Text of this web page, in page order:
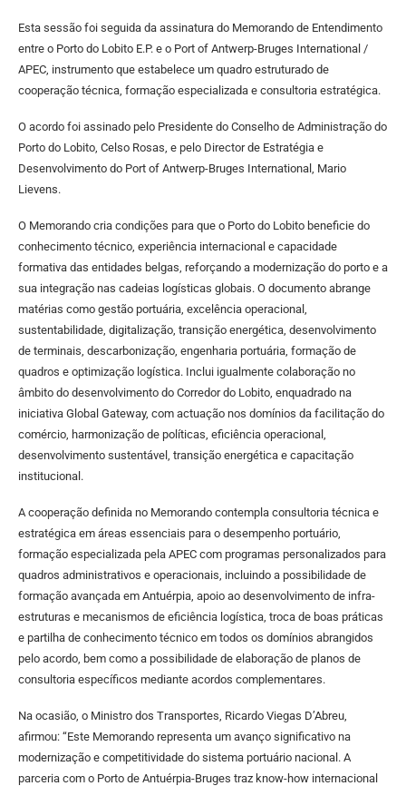
Esta sessão foi seguida da assinatura do Memorando de Entendimento
entre o Porto do Lobito E.P. e o Port of Antwerp-Bruges International /
APEC, instrumento que estabelece um quadro estruturado de
cooperação técnica, formação especializada e consultoria estratégica.
O acordo foi assinado pelo Presidente do Conselho de Administração do
Porto do Lobito, Celso Rosas, e pelo Director de Estratégia e
Desenvolvimento do Port of Antwerp-Bruges International, Mario
Lievens.
O Memorando cria condições para que o Porto do Lobito beneficie do
conhecimento técnico, experiência internacional e capacidade
formativa das entidades belgas, reforçando a modernização do porto e a
sua integração nas cadeias logísticas globais. O documento abrange
matérias como gestão portuária, excelência operacional,
sustentabilidade, digitalização, transição energética, desenvolvimento
de terminais, descarbonização, engenharia portuária, formação de
quadros e optimização logística. Inclui igualmente colaboração no
âmbito do desenvolvimento do Corredor do Lobito, enquadrado na
iniciativa Global Gateway, com actuação nos domínios da facilitação do
comércio, harmonização de políticas, eficiência operacional,
desenvolvimento sustentável, transição energética e capacitação
institucional.
A cooperação definida no Memorando contempla consultoria técnica e
estratégica em áreas essenciais para o desempenho portuário,
formação especializada pela APEC com programas personalizados para
quadros administrativos e operacionais, incluindo a possibilidade de
formação avançada em Antuérpia, apoio ao desenvolvimento de infra-
estruturas e mecanismos de eficiência logística, troca de boas práticas
e partilha de conhecimento técnico em todos os domínios abrangidos
pelo acordo, bem como a possibilidade de elaboração de planos de
consultoria específicos mediante acordos complementares.
Na ocasião, o Ministro dos Transportes, Ricardo Viegas D’Abreu,
afirmou: “Este Memorando representa um avanço significativo na
modernização e competitividade do sistema portuário nacional. A
parceria com o Porto de Antuérpia-Bruges traz know-how internacional